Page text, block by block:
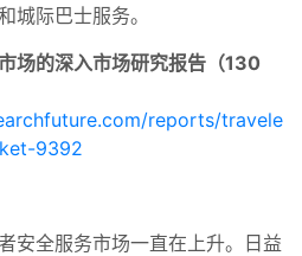
城际巴士服务。
场的深入市场研究报告（130
reports/travele
9392
安全服务市场一直在上升。日益